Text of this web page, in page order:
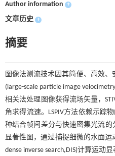
Author information +
文章历史 +
摘要
图像法测流技术因其简便、高效
(large-scale particle image
相关法处理图像获得流场矢量，
角求得流速。LSPIV方法依赖示踪
种结合帧间差分与快速密集光流的
显著性图，通过捕捉细微的水面运
dense inverse search,DIS)计算运